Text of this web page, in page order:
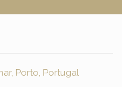
Porto, Portugal